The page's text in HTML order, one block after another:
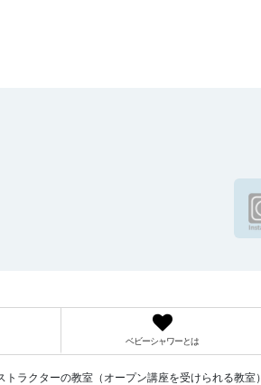
ベビーシャワーとは
ラクターの教室（オープン講座を受けられる教室）